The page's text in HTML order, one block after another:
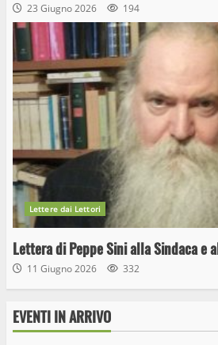
23 Giugno 2026 194
Lettere dai Lettori
Lettera di Peppe Sini alla Sindaca e
11 Giugno 2026 332
EVENTI IN ARRIVO